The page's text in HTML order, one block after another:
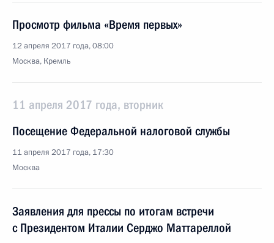
Просмотр фильма «Время первых»
12 апреля 2017 года, 08:00
Москва, Кремль
11 апреля 2017 года, вторник
Посещение Федеральной налоговой службы
11 апреля 2017 года, 17:30
Москва
Заявления для прессы по итогам встречи
с Президентом Италии Серджо Маттареллой